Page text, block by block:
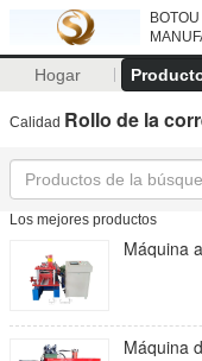
Hogar
Calidad Rollo de la
Los mejores productos
Máquina
Máquina